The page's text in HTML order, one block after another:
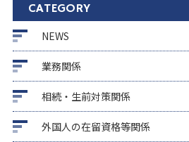
CATEGORY
NEWS
業務関係
相続・生前対策関係
外国人の在留資格等関係